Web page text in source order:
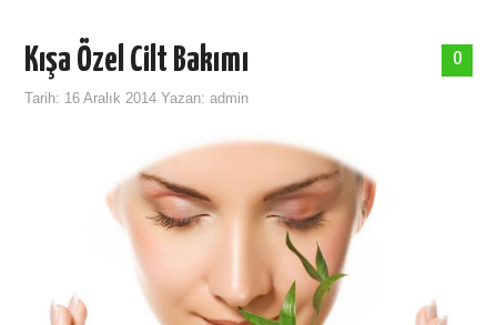
SAĞLIK
TATIL
0
Kışa Özel Cilt Bakımı
Tarih: 16 Aralık 2014 Yazan:admin